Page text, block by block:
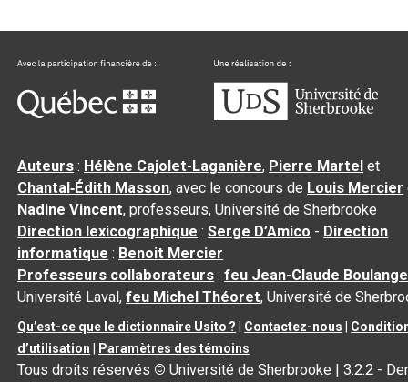
Auteurs : Hélène Cajolet-Laganière, Pierre Martel et
Chantal‑Édith Masson, avec le concours de Louis Mercier
Nadine Vincent, professeurs, Université de Sherbrooke
Direction lexicographique :Serge D’Amico - Direction
informatique : Benoit Mercier
Professeurs collaborateurs :feu Jean-Claude
Université Laval,feu Michel Théoret, Université de
Qu’est-ce que le dictionnaire Usito ? Contactez-nous
d’utilisation
Paramètres des témoins
Tous droits réservés © Université de Sherbrooke |3.2.2 -